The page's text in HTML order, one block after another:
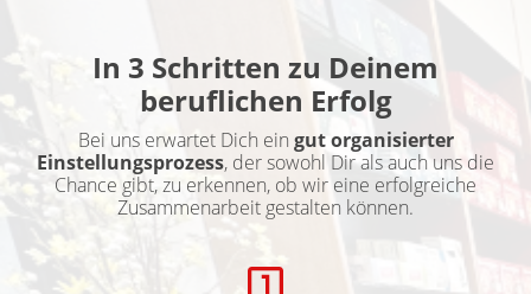
In 3 Schritten zu Deinem
beruflichen Erfolg
Bei uns erwartet Dich ein gut organisierter
Einstellungsprozess, der sowohl Dir als auch uns die
Chance gibt, zu erkennen, ob wir eine erfolgreiche
Zusammenarbeit gestalten können.